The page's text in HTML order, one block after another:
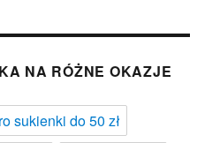
NA RÓŻNE OKAZJE
sukienki do 50 zł